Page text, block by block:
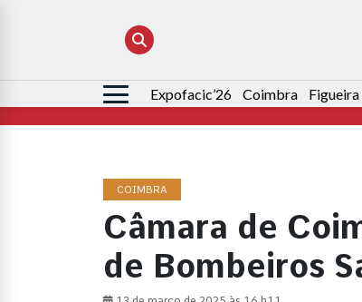
Pesquisar
por:
Expofacic’26 Coimbra Figueira
COIMBRA
Câmara de
de Bombeiros